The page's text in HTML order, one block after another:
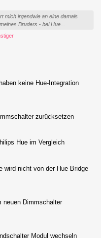
mich irgendwie an eine damals
Bruders - bei Hue...
keine Hue-Integration
zurücksetzen
Hue im Vergleich
wird nicht von der Hue Bridge
neuen Dimmschalter
Modul wechseln